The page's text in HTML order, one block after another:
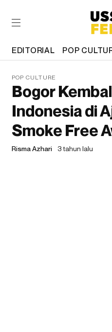
EDITORIAL POP
POP CULTURE
Bogor
Indonesia di
Smoke Free
Risma Azhari 3 tahun lalu